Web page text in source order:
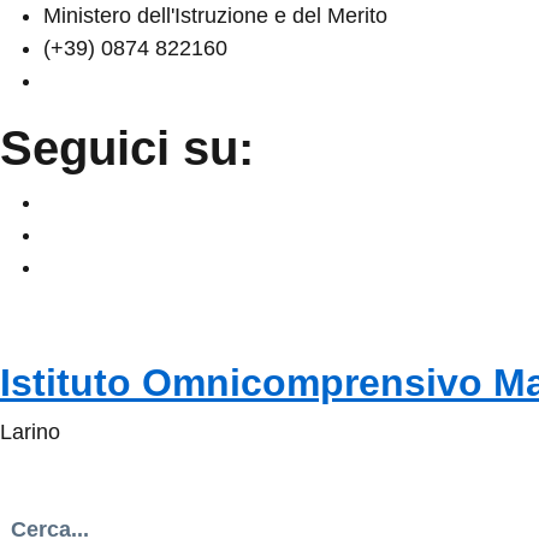
Ministero dell'Istruzione e del Merito
(+39) 0874 822160
Seguici su:
Istituto Omnicomprensivo
Larino